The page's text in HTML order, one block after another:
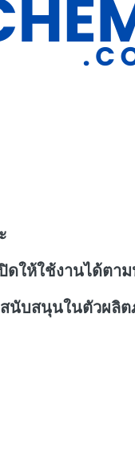
ดให้ใช้งานได้ตา
นับสนุนในตัวผลิ